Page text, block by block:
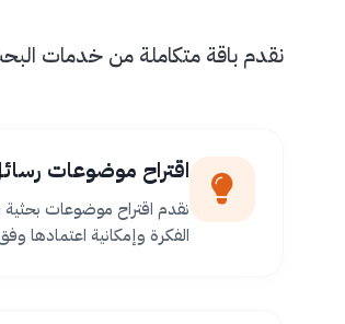
نقدم باقة متكاملة من خدمات
اقتراح موضوعات
نقدم اقتراح موضوعات
الفكرة وإمكانية اعتمادها